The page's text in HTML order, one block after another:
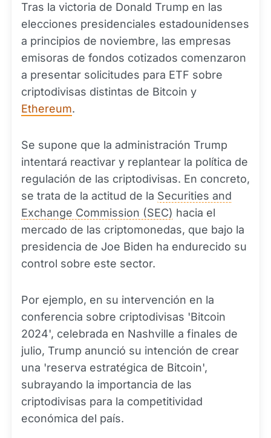
Tras la victoria de Donald Trump en las
elecciones presidenciales estadounidenses
a principios de noviembre, las empresas
emisoras de fondos cotizados comenzaron
a presentar solicitudes para ETF sobre
criptodivisas distintas de Bitcoin y
Ethereum.
Se supone que la administración Trump
intentará reactivar y replantear la política de
regulación de las criptodivisas. En concreto,
se trata de la actitud de la Securities and
Exchange Commission (SEC) hacia el
mercado de las criptomonedas, que bajo la
presidencia de Joe Biden ha endurecido su
control sobre este sector.
Por ejemplo, en su intervención en la
conferencia sobre criptodivisas 'Bitcoin
2024', celebrada en Nashville a finales de
julio, Trump anunció su intención de crear
una 'reserva estratégica de Bitcoin',
subrayando la importancia de las
criptodivisas para la competitividad
económica del país.